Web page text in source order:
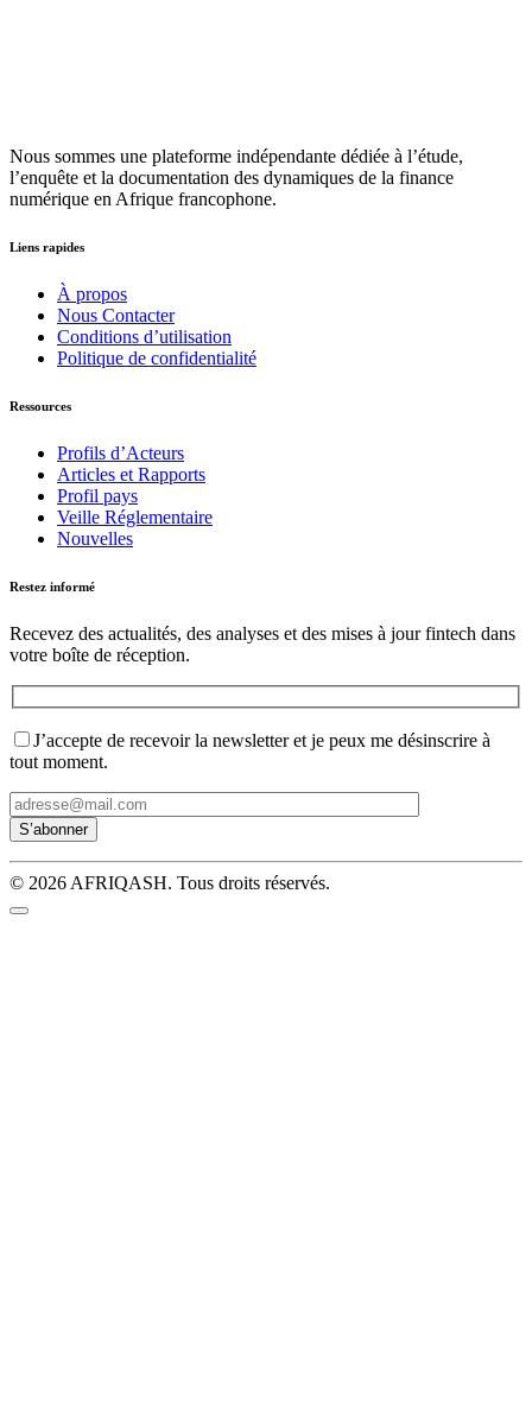
Nous sommes une plateforme indépendante dédiée à l’étude,
l’enquête et la documentation des dynamiques de la finance
numérique en Afrique francophone.
Liens rapides
À propos
Nous Contacter
Conditions d’utilisation
Politique de confidentialité
Ressources
Profils d’Acteurs
Articles et Rapports
Profil pays
Veille Réglementaire
Nouvelles
Restez informé
Recevez des actualités, des analyses et des mises à jour fintech dans
votre boîte de réception.
J’accepte de recevoir la newsletter et je peux me désinscrire à
tout moment.
© 2026 AFRIQASH. Tous droits réservés.